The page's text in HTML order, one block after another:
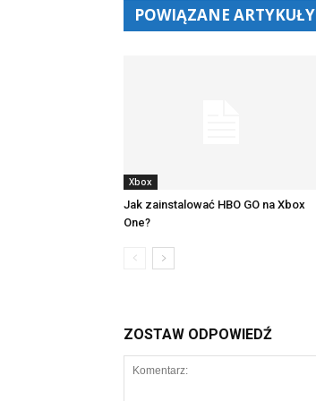
POWIĄZANE ARTYKUŁY
Xbox
Jak zainstalować HBO GO na Xbox
One?
ZOSTAW ODPOWIEDŹ